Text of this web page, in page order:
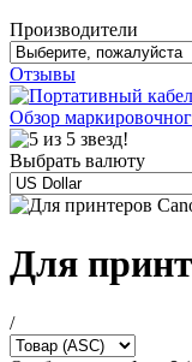
Производители
Отзывы
Обзор
Выбрать валюту
Для
/